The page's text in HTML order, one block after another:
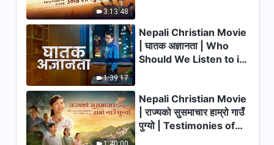
7:22
परमेश्‍वरका दैनिक वचनहरू: देहधारण |
अंश १२४
11:05
परमेश्‍वरका दैनिक वचनहरू: देहधारण |
अंश १२५
3:13:48
1:39:17
Nepali Christian Movie
| घातक अज्ञानता | Who
Should We Listen to in
Nepali Christian Movie
| राज्यको सुसमाचार हाम्रो गाउँ
पुग्यो | Testimonies of